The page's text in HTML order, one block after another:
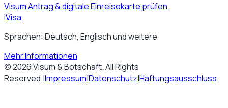
Visum Antrag & digitale Einreisekarte prüfen
iVisa
Sprachen: Deutsch, Englisch und weitere
Mehr Informationen
©2026Visum & Botschaft. All Rights
Reserved.|Impressum|Datenschutz|Haftungsausschluss